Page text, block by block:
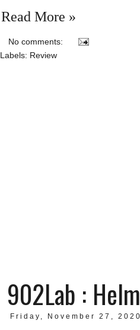
Read More »
No comments:
Labels: Review
902Lab :
Friday, November 27, 2020